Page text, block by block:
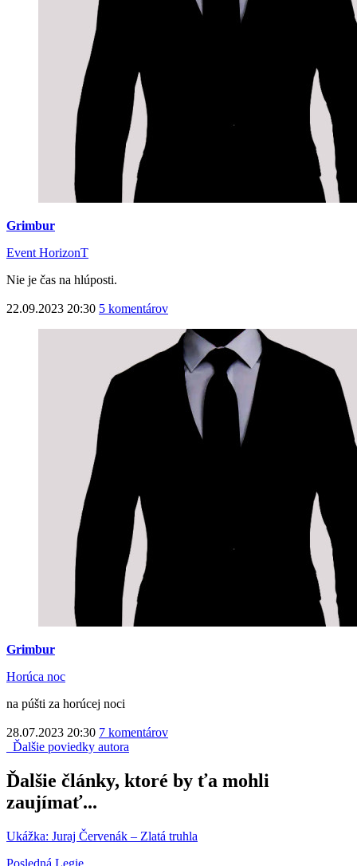
Grimbur
Event HorizonT
Nie je čas na hlúposti.
22.09.2023 20:30 5 komentárov
Grimbur
Horúca noc
na púšti za horúcej noci
28.07.2023 20:30 7 komentárov
Ďalšie poviedky autora
Ďalšie články, ktoré by ťa mohli
zaujímať...
Ukážka: Juraj Červenák – Zlatá truhla
Posledná Legie